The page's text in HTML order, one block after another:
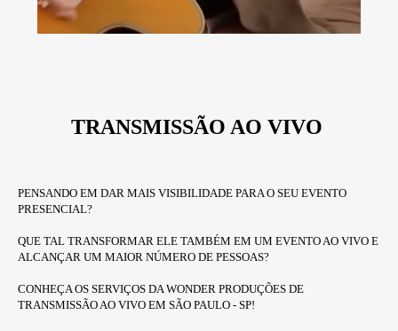
TRANSMISSÃO AO VIVO
PENSANDO EM DAR MAIS VISIBILIDADE PARA O SEU EVENTO
PRESENCIAL?
QUE TAL TRANSFORMAR ELE TAMBÉM EM UM EVENTO AO VIVO E
ALCANÇAR UM MAIOR NÚMERO DE PESSOAS?
CONHEÇA OS SERVIÇOS DA WONDER PRODUÇÕES DE
TRANSMISSÃO AO VIVO EM SÃO PAULO - SP!